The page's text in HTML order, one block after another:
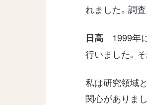
れました。調
日高 1999年
行いました。
私は研究領域
関心がありま